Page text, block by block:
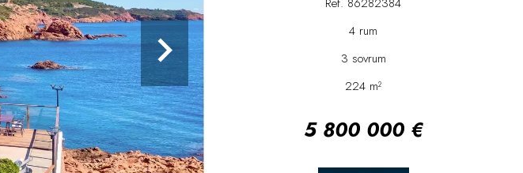
4 rum
3 sovrum
224 m²
5 800 000 €